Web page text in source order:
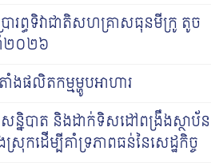
រព្ធទិវាជាតិសហគ្រាសធុនមីក្រូ តូច
២០២៦
ងផលិតកម្មម្ហូបអាហារ
និបាត និងដាក់ទិសដៅពង្រឹងស្ថាប័ន
កដើម្បីគាំទ្រភាពធន់នៃសេដ្ឋកិច្ច